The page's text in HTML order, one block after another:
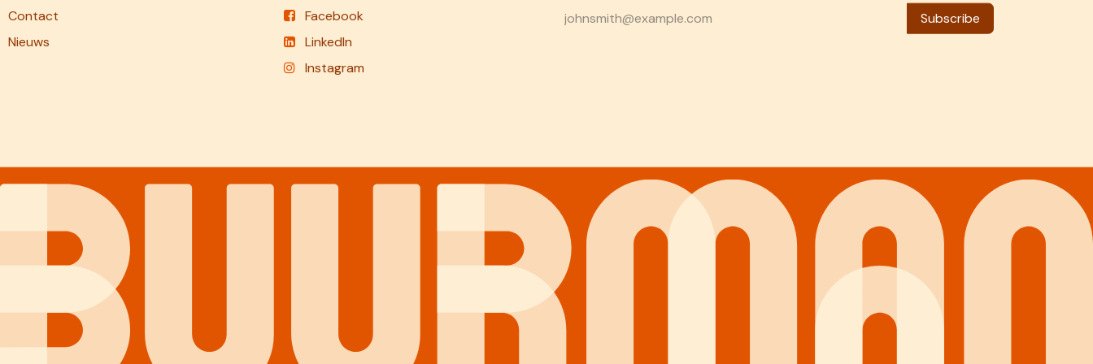
Contact
Nieuws
Facebook
LinkedIn
Instagram
Subscribe